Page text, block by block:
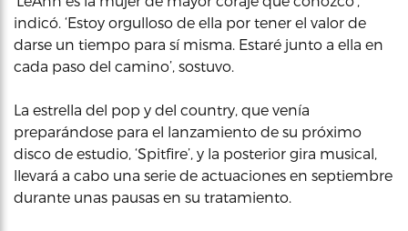
indicó. ‘Estoy orgulloso de ella por tener el valor de
darse un tiempo para sí misma. Estaré junto a ella en
cada paso del camino’, sostuvo.
La estrella del pop y del country, que venía
preparándose para el lanzamiento de su próximo
disco de estudio, ‘Spitfire’, y la posterior gira musical,
llevará a cabo una serie de actuaciones en septiembre
durante unas pausas en su tratamiento.